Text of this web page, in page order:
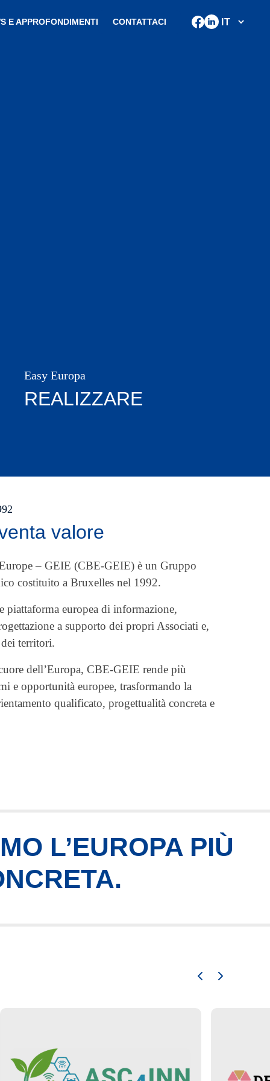
E APPROFONDIMENTI CONTATTACI
Easy Europa
REALIZZARE
valore
– GEIE (CBE-GEIE) è un Gruppo
costituito a Bruxelles nel 1992.
piattaforma europea di informazione,
a supporto dei propri Associati e,
territori.
dell’Europa, CBE-GEIE rende più
e opportunità europee, trasformando la
qualificato, progettualità concreta e
L’EUROPA PIÙ